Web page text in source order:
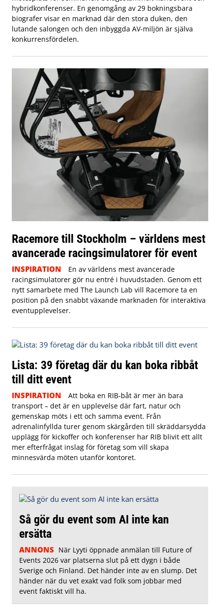
hybridkonferenser. En genomgång av 29 bokningsbara
biografer visar en marknad där den stora duken, den
lutande salongen och den inbyggda AV-miljön är själva
konkurrensfördelen.
Racemore till Stockholm – världens mest
avancerade racingsimulatorer för event
INSPIRATION
En av världens mest avancerade
racingsimulatorer gör nu entré i huvudstaden. Genom ett
nytt samarbete med The Launch Lab vill Racemore ta en
position på den snabbt växande marknaden för interaktiva
eventupplevelser.
Lista: 39 företag där du kan boka ribbåt
till ditt event
INSPIRATION
Att boka en RIB-båt är mer än bara
transport – det är en upplevelse där fart, natur och
gemenskap möts i ett och samma event. Från
adrenalinfyllda turer genom skärgården till skräddarsydda
upplägg för kickoffer och konferenser har RIB blivit ett allt
mer efterfrågat inslag för företag som vill skapa
minnesvärda möten utanför kontoret.
Så gör du event som AI inte kan
ersätta
ANNONS När Lyyti öppnade anmälan till Future of
Events 2026 var platserna slut på ett dygn i både
Sverige och Finland. Det händer inte av en slump. Det
händer när du vet exakt vad folk som jobbar med
event faktiskt vill ha.